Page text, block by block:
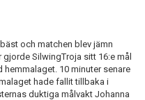
och matchen blev jämn
SilwingTroja sitt 16:e mål
10 minuter senare
hade fallit tillbaka i
duktiga målvakt Johanna